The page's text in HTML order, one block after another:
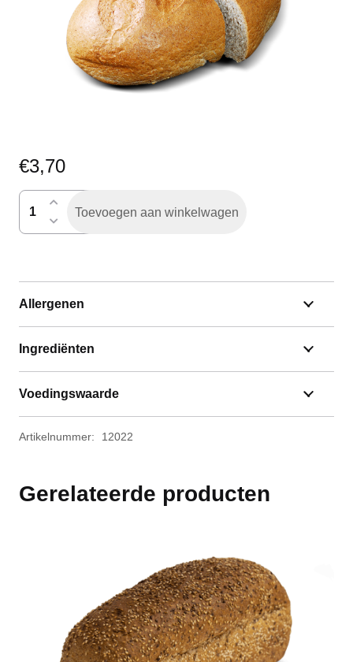
€3,70
vloerbruin
gesneden
Toevoegen aan winkelwagen
Allergenen
Ingrediënten
Voedingswaarde
Artikelnummer: 12022
Gerelateerde producten